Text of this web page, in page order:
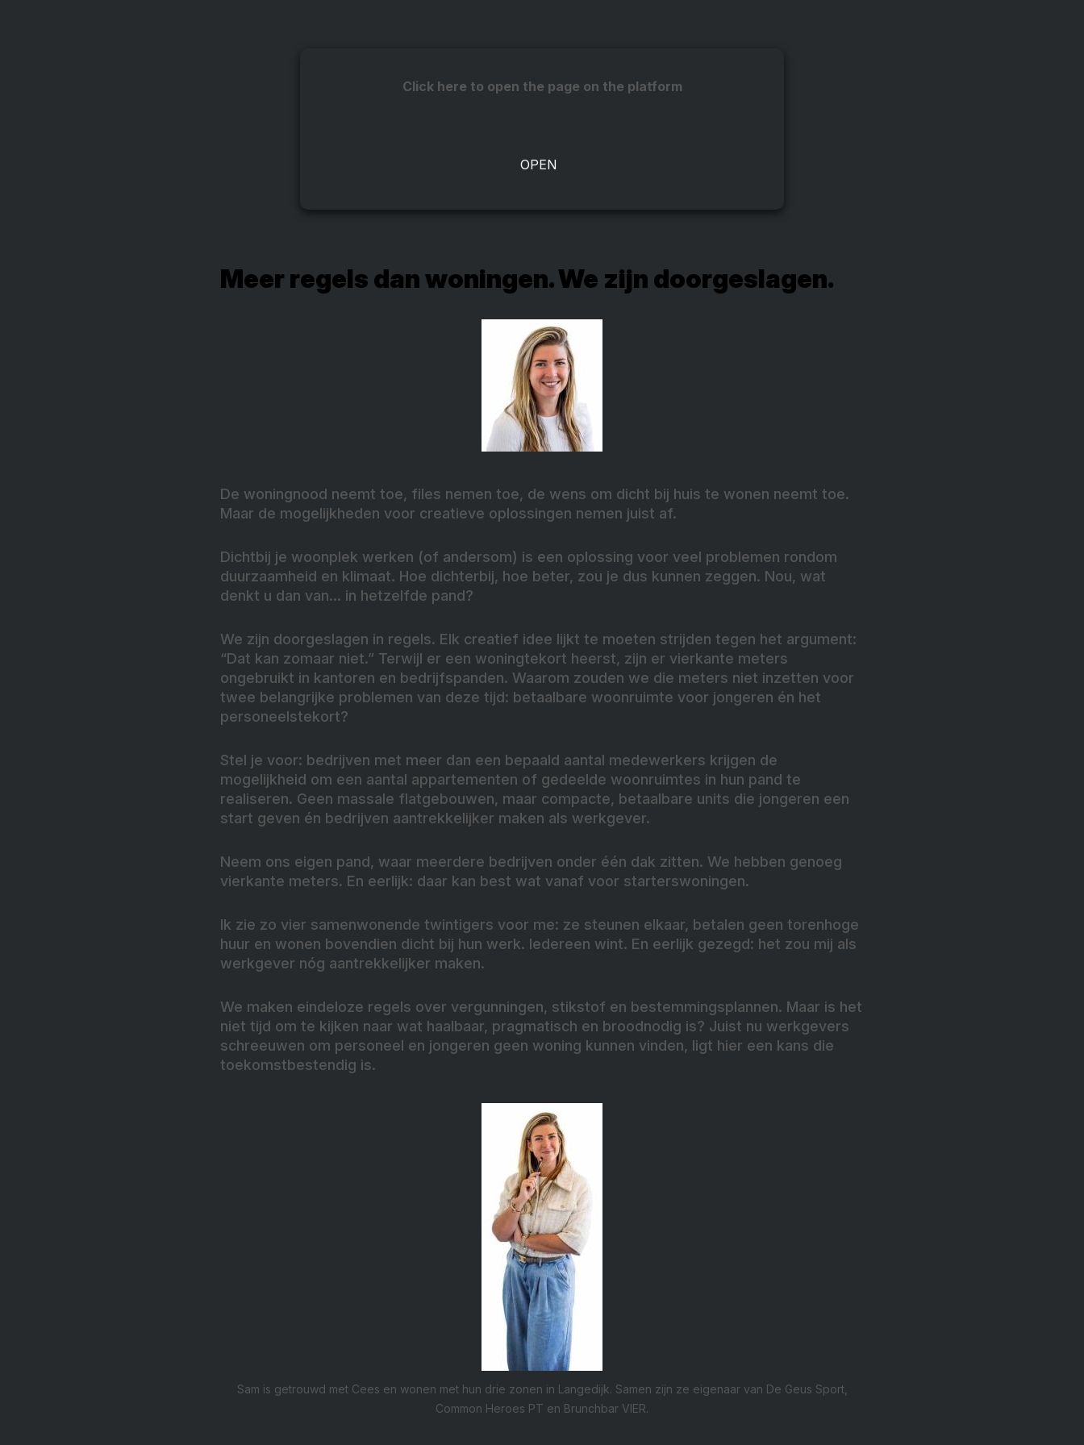
Click here to open the page on the platform
Meer regels dan woningen. We zijn doorgeslagen.
De woningnood neemt toe, files nemen toe, de wens om dicht bij huis te wonen neemt toe.
Maar de mogelijkheden voor creatieve oplossingen nemen juist af.
Dichtbij je woonplek werken (of andersom) is een oplossing voor veel problemen rondom
duurzaamheid en klimaat. Hoe dichterbij, hoe beter, zou je dus kunnen zeggen. Nou, wat
denkt u dan van… in hetzelfde pand?
We zijn doorgeslagen in regels. Elk creatief idee lijkt te moeten strijden tegen het argument:
“Dat kan zomaar niet.” Terwijl er een woningtekort heerst, zijn er vierkante meters
ongebruikt in kantoren en bedrijfspanden. Waarom zouden we die meters niet inzetten voor
twee belangrijke problemen van deze tijd: betaalbare woonruimte voor jongeren én het
personeelstekort?
Stel je voor: bedrijven met meer dan een bepaald aantal medewerkers krijgen de
mogelijkheid om een aantal appartementen of gedeelde woonruimtes in hun pand te
realiseren. Geen massale flatgebouwen, maar compacte, betaalbare units die jongeren een
start geven én bedrijven aantrekkelijker maken als werkgever.
Neem ons eigen pand, waar meerdere bedrijven onder één dak zitten. We hebben genoeg
vierkante meters. En eerlijk: daar kan best wat vanaf voor starterswoningen.
Ik zie zo vier samenwonende twintigers voor me: ze steunen elkaar, betalen geen torenhoge
huur en wonen bovendien dicht bij hun werk. Iedereen wint. En eerlijk gezegd: het zou mij als
werkgever nóg aantrekkelijker maken.
We maken eindeloze regels over vergunningen, stikstof en bestemmingsplannen. Maar is het
niet tijd om te kijken naar wat haalbaar, pragmatisch en broodnodig is? Juist nu werkgevers
schreeuwen om personeel en jongeren geen woning kunnen vinden, ligt hier een kans die
toekomstbestendig is.
Sam is getrouwd met Cees en wonen met hun drie zonen in Langedijk. Samen zijn ze eigenaar van De Geus Sport,
Common Heroes PT en Brunchbar VIER.